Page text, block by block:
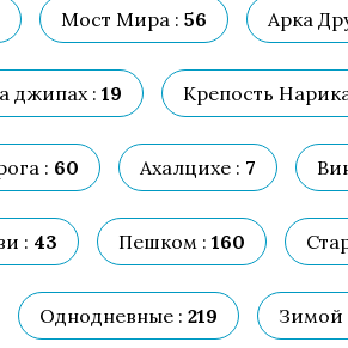
Мост Мира : 56 Арка
джипах : 19 Крепость
: 60 Ахалцихе : 7
: 43 Пешком : 160
Однодневные : 219 Зимой